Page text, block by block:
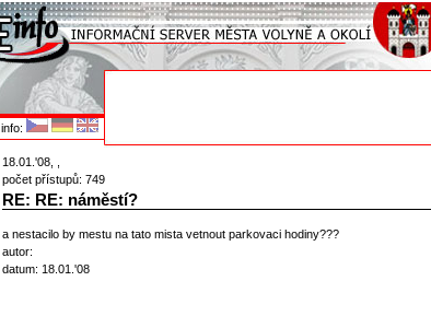
info:
18.01.'08, ,
počet přístupů: 749
RE: RE: náměstí?
a nestacilo by mestu na tato mista vetnout parkovaci hodiny???
autor:
datum: 18.01.'08